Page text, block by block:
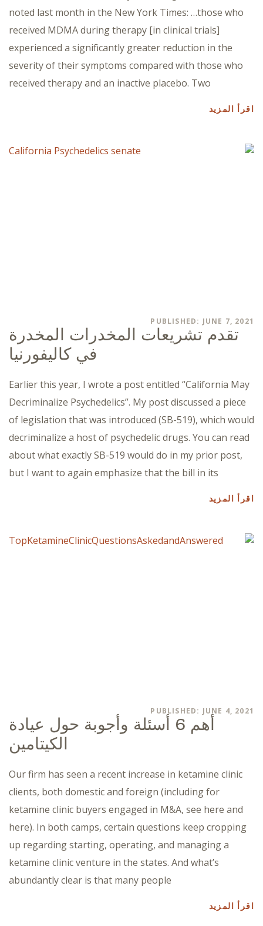
noted last month in the New York Times: …those who
received MDMA during therapy [in clinical trials]
experienced a significantly greater reduction in the
severity of their symptoms compared with those who
received therapy and an inactive placebo. Two
اقرأ المزيد
PUBLISHED: JUNE 7, 2021
تقدم تشريعات المخدرات المخدرة
في كاليفورنيا
Earlier this year, I wrote a post entitled “California May
Decriminalize Psychedelics”. My post discussed a piece
of legislation that was introduced (SB-519), which would
decriminalize a host of psychedelic drugs. You can read
about what exactly SB-519 would do in my prior post,
but I want to again emphasize that the bill in its
اقرأ المزيد
PUBLISHED: JUNE 4, 2021
أهم 6 أسئلة وأجوبة حول عيادة
الكيتامين
Our firm has seen a recent increase in ketamine clinic
clients, both domestic and foreign (including for
ketamine clinic buyers engaged in M&A, see here and
here). In both camps, certain questions keep cropping
up regarding starting, operating, and managing a
ketamine clinic venture in the states. And what’s
abundantly clear is that many people
اقرأ المزيد